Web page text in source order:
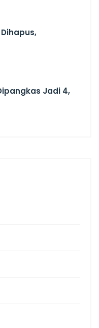
Dihapus,
Jadi 4,